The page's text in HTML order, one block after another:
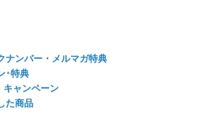
ナンバー・メルマガ特典
･特典
ャンペーン
た商品